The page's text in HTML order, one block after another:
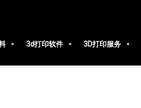
3d打印软件 3D打印服务